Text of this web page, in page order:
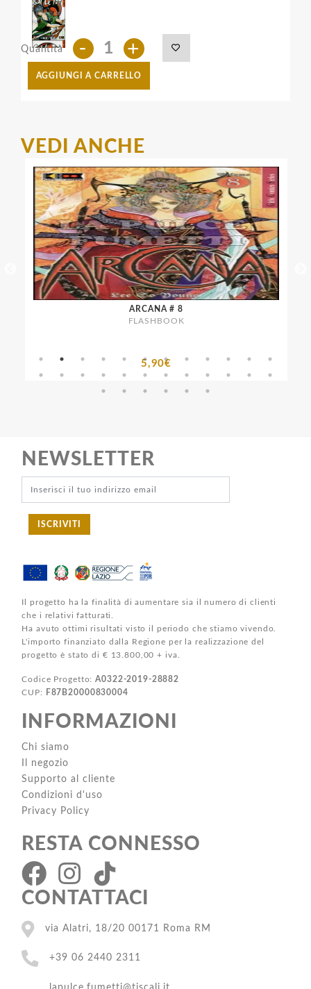
Quantità - +
AGGIUNGI A CARRELLO
VEDI ANCHE
ARCANA # 8
FLASHBOOK
5,90€
NEWSLETTER
ISCRIVITI
Il progetto ha la finalità di aumentare sia il numero di clienti
che i relativi fatturati.
Ha avuto ottimi risultati visto il periodo che stiamo vivendo.
L'importo finanziato dalla Regione per la realizzazione del
progetto è stato di € 13.800,00 + iva.
Codice Progetto:A0322-2019-28882
CUP:
F87B20000830004
INFORMAZIONI
Chi siamo
Il negozio
Supporto al cliente
Condizioni d'uso
Privacy Policy
RESTA CONNESSO
CONTATTACI
via Alatri, 18/20 00171 Roma RM
+39 06 2440 2311